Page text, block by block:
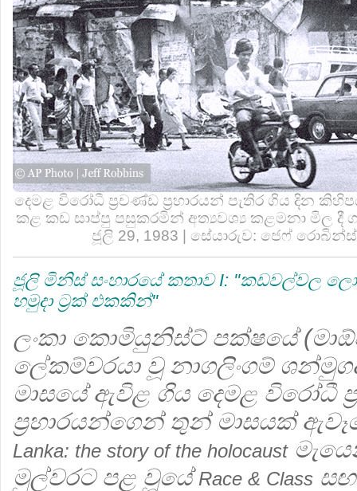
දෙමළ විරෝධී ප්‍රචණ්ඩ ප්‍රහාරයන් පැතිර ගිය දින
කළ කඩ සාප්පු පසුකරමින් අත්‍යවශ්‍ය කළමනා මිල දී
ජූලි 29, 1983 | සේයාරුව: ජෙෆ්
ජූලි මිනිස් සංහාරයේ කතාව I: ''කඩවල්වල
හමුදා ට්‍රක් එකකින්''
ලංකා කොමියුනිස්ට් පක්ෂයේ
ලේකම්වරයා වූ නාගලිංගම්
මාසයේ ඇවිළ ගිය දෙමළ විරෝධී
ප්‍රහාරයන්ගෙන් තුන් මාසයක්
Lanka: the story of the holocaust
මුල්වරට පළ වූයේRace & Class